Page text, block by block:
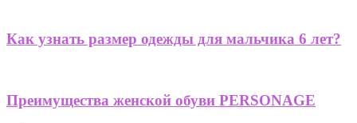
Как узнать размер одежды для мальчика 6 лет?
Преимущества женской обуви PERSONAGE